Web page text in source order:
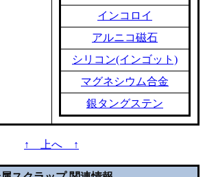
インコロイ
アルニコ磁石
シリコン(インゴット)
マグネシウム合金
銀タングステン
↑ 上へ ↑